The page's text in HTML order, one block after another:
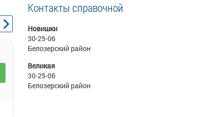
Контакты справочной
Новишки
30-25-06
Белозерский район
Великая
30-25-06
Белозерский район